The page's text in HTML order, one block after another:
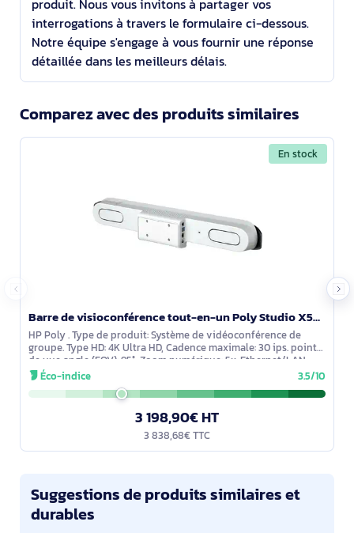
produit. Nous vous invitons à partager vos
interrogations à travers le formulaire ci-dessous.
Notre équipe s'engage à vous fournir une réponse
détaillée dans les meilleurs délais.
Comparez avec des produits similaires
En stock
Barre de visioconférence tout-en-un Poly Studio X52 - 7200-87620-101
HP Poly . Type de produit: Système de vidéoconférence de
groupe. Type HD: 4K Ultra HD, Cadence maximale: 30 ips. point
de vue angle (FOV): 95°, Zoom numérique: 5x. Ethernet/LAN,
Wifi. Bluetooth.
Éco-indice 3.5/10
3 198,90€ HT
3 838,68€ TTC
Suggestions de produits similaires et
durables